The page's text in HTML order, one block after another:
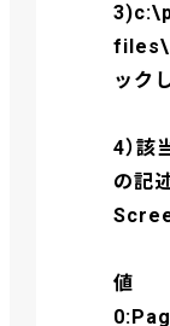
ック
4）該
の記
値